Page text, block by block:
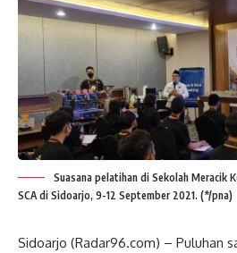
Suasana pelatihan di Sekolah Meracik
SCA di Sidoarjo, 9-12 September 2021. (*/pna)
Sidoarjo (Radar96.com) – Puluhan